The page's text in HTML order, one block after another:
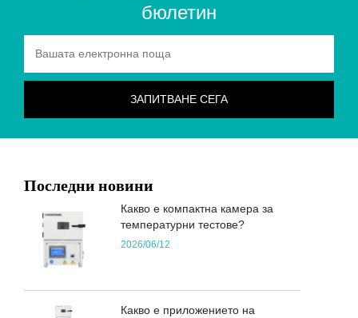
бюлетин
Последни новини
Какво е компактна камера за
температурни тестове?
2026/06/12
Какво е приложението на